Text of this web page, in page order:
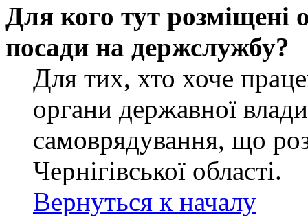
Для кого тут розміщені
посади на держслужбу?
Для тих, хто хоче
органи державної
самоврядування, що
Чернігівської області.
Вернуться к началу